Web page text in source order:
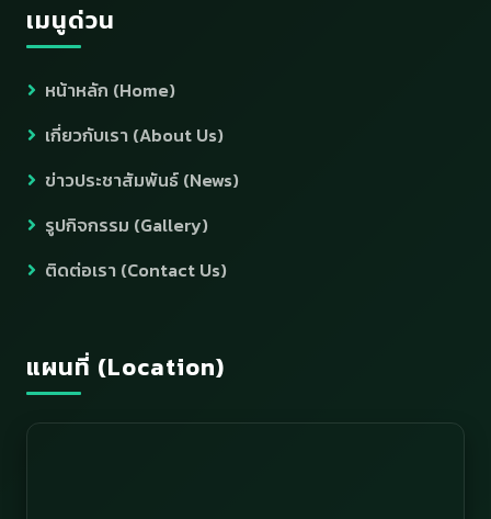
เมนูด่วน
หน้าหลัก (Home)
เกี่ยวกับเรา (About Us)
ข่าวประชาสัมพันธ์ (News)
รูปกิจกรรม (Gallery)
ติดต่อเรา (Contact Us)
แผนที่ (Location)